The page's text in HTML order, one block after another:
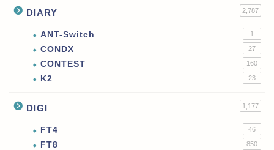
DIARY 2,787
ANT-Switch 1
CONDX 27
CONTEST 160
K2 23
DIGI 1,177
FT4 46
FT8 850